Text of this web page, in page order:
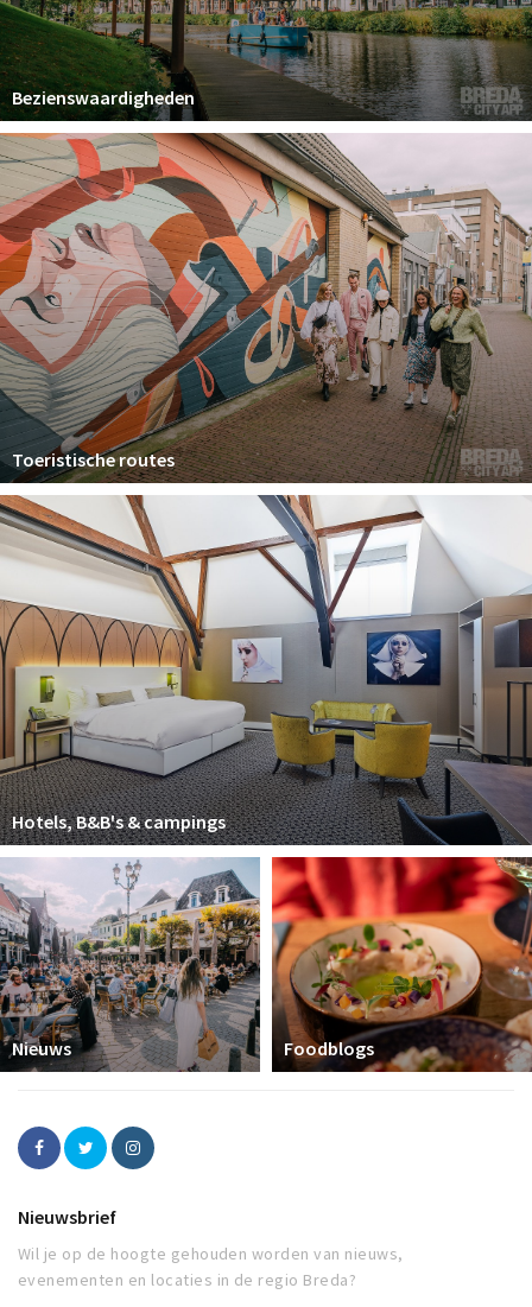
Bezienswaardigheden
Toeristische routes
Hotels, B&B's & campings
Nieuws Foodblogs
Nieuwsbrief
Wil je op de hoogte gehouden worden van nieuws,
evenementen en locaties in de regio Breda?